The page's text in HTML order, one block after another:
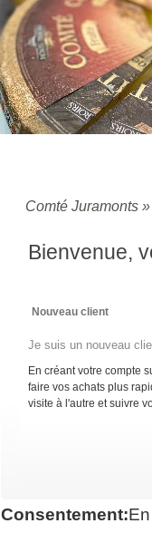
Comté Juramonts
Bienvenue,
Nouveau client
Je suis un nouveau
En créant votre compte
faire vos achats plus
visite à l'autre et suivre
Consentement: